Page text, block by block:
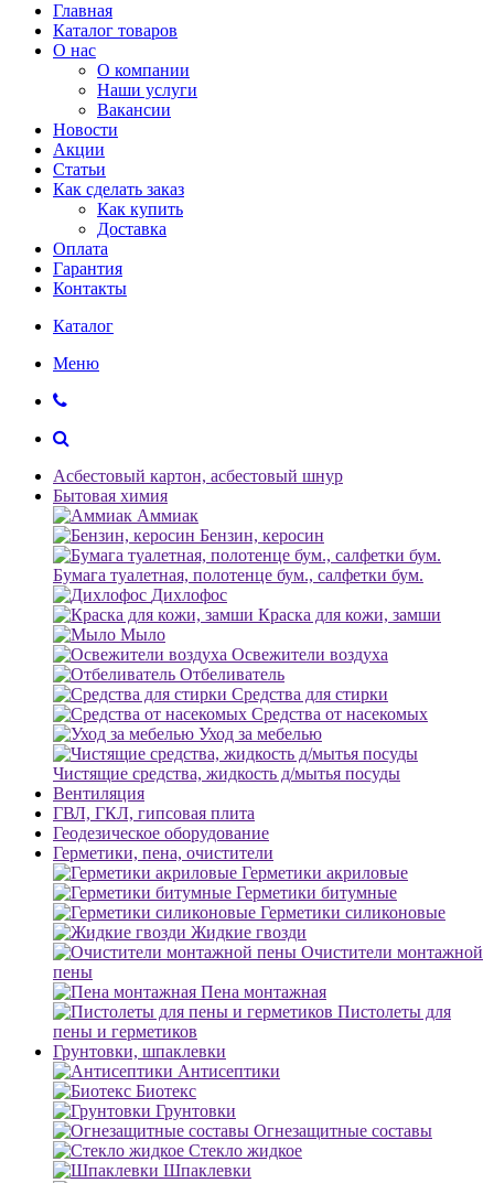
Главная
Каталог товаров
О нас
О компании
Наши услуги
Вакансии
Новости
Акции
Статьи
Как сделать заказ
Как купить
Доставка
Оплата
Гарантия
Контакты
Каталог
Меню
Асбестовый картон, асбестовый шнур
Бытовая химия
Аммиак
Бензин, керосин
Бумага туалетная, полотенце бум., салфетки бум.
Дихлофос
Краска для кожи, замши
Мыло
Освежители воздуха
Отбеливатель
Средства для стирки
Средства от насекомых
Уход за мебелью
Чистящие средства, жидкость д/мытья посуды
Вентиляция
ГВЛ, ГКЛ, гипсовая плита
Геодезическое оборудование
Герметики, пена, очистители
Герметики акриловые
Герметики битумные
Герметики силиконовые
Жидкие гвозди
Очистители монтажной
пены
Пена монтажная
Пистолеты для
пены и герметиков
Грунтовки, шпаклевки
Антисептики
Биотекс
Грунтовки
Огнезащитные составы
Стекло жидкое
Шпаклевки